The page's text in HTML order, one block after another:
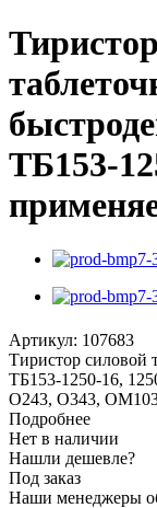
ТБ153-
Артикул: 107683
Тиристор силовой
ТБ153-1250-16,
О243, О343,
Подробнее
Нет в наличии
Нашли дешевле?
Под заказ
Наши менеджеры